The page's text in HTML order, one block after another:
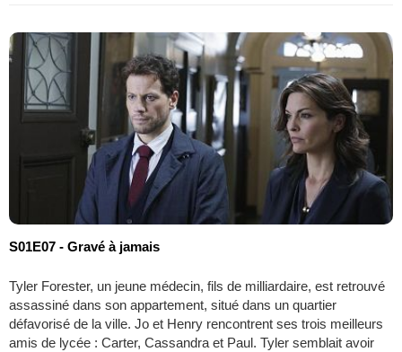
S01E07 - Gravé à jamais
Tyler Forester, un jeune médecin, fils de milliardaire, est retrouvé
assassiné dans son appartement, situé dans un quartier
défavorisé de la ville. Jo et Henry rencontrent ses trois meilleurs
amis de lycée : Carter, Cassandra et Paul. Tyler semblait avoir